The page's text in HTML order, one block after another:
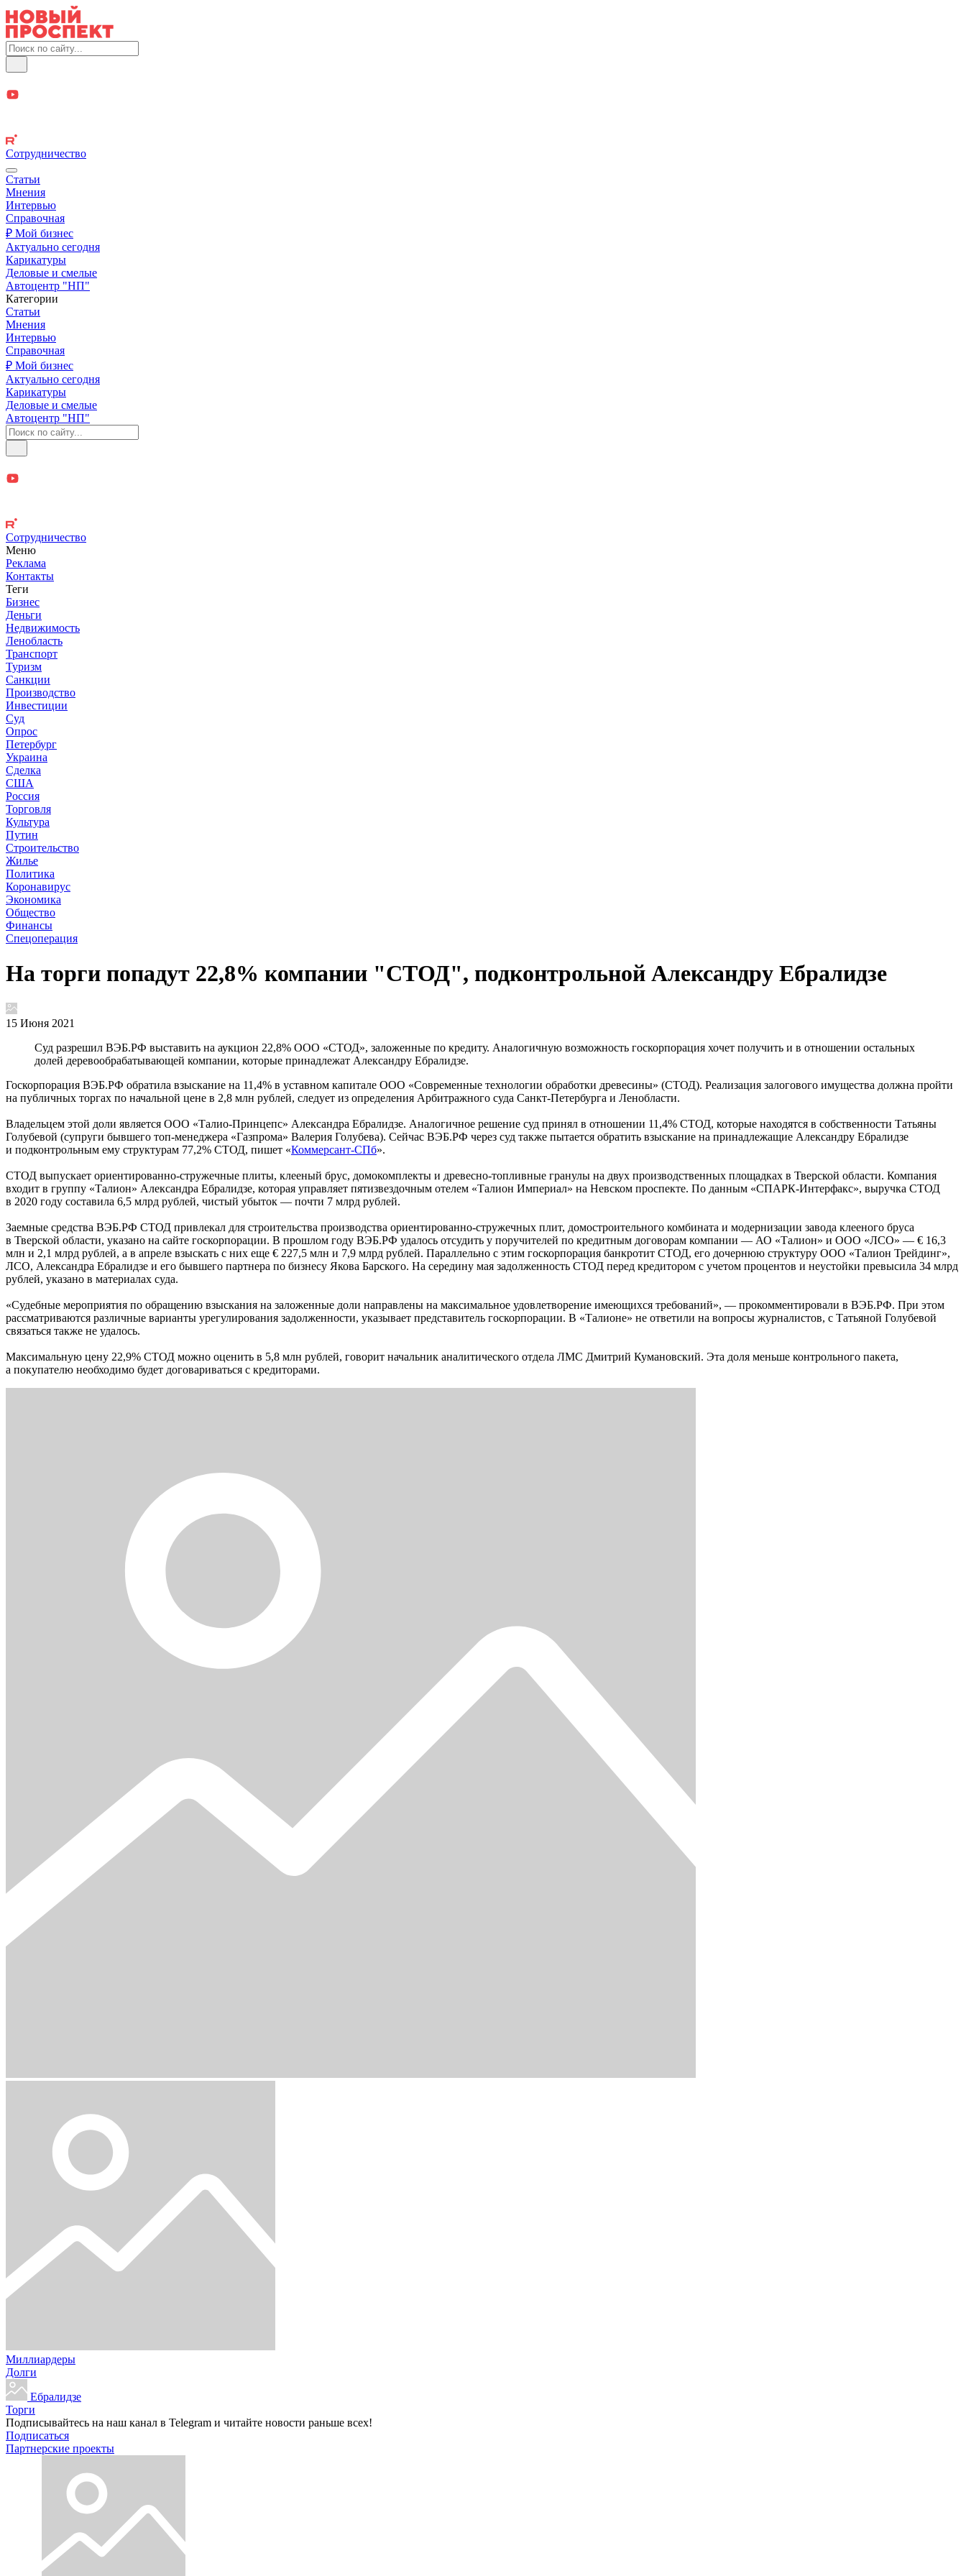
Сотрудничество
Статьи
Мнения
Интервью
Справочная
₽ Мой бизнес
Актуально сегодня
Карикатуры
Деловые и смелые
Автоцентр "НП"
Категории
Статьи
Мнения
Интервью
Справочная
₽ Мой бизнес
Актуально сегодня
Карикатуры
Деловые и смелые
Автоцентр "НП"
Сотрудничество
Меню
Реклама
Контакты
Теги
Бизнес
Деньги
Недвижимость
Ленобласть
Транспорт
Туризм
Санкции
Производство
Инвестиции
Суд
Опрос
Петербург
Украина
Сделка
США
Россия
Торговля
Культура
Путин
Строительство
Жилье
Политика
Коронавирус
Экономика
Общество
Финансы
Спецоперация
На торги попадут 22,8% компании "СТОД", подконтрольной Александру Ебралидзе
15 Июня 2021
Суд разрешил ВЭБ.РФ выставить на аукцион 22,8% ООО «СТОД», заложенные по кредиту. Аналогичную возможность госкорпорация хочет получить и в отношении остальных
долей деревообрабатывающей компании, которые принадлежат Александру Ебралидзе.
Госкорпорация ВЭБ.РФ обратила взыскание на 11,4% в уставном капитале ООО «Современные технологии обработки древесины» (СТОД). Реализация залогового имущества должна пройти
на публичных торгах по начальной цене в 2,8 млн рублей, следует из определения Арбитражного суда Санкт-Петербурга и Ленобласти.
Владельцем этой доли является ООО «Талио-Принцепс» Александра Ебралидзе. Аналогичное решение суд принял в отношении 11,4% СТОД, которые находятся в собственности Татьяны
Голубевой (супруги бывшего топ-менеджера «Газпрома» Валерия Голубева). Сейчас ВЭБ.РФ через суд также пытается обратить взыскание на принадлежащие Александру Ебралидзе
и подконтрольным ему структурам 77,2% СТОД, пишет «Коммерсант-СПб».
СТОД выпускает ориентированно-стружечные плиты, клееный брус, домокомплекты и древесно-топливные гранулы на двух производственных площадках в Тверской области. Компания
входит в группу «Талион» Александра Ебралидзе, которая управляет пятизвездочным отелем «Талион Империал» на Невском проспекте. По данным «СПАРК-Интерфакс», выручка СТОД
в 2020 году составила 6,5 млрд рублей, чистый убыток — почти 7 млрд рублей.
Заемные средства ВЭБ.РФ СТОД привлекал для строительства производства ориентированно-стружечных плит, домостроительного комбината и модернизации завода клееного бруса
в Тверской области, указано на сайте госкорпорации. В прошлом году ВЭБ.РФ удалось отсудить у поручителей по кредитным договорам компании — АО «Талион» и ООО «ЛСО» — € 16,3
млн и 2,1 млрд рублей, а в апреле взыскать с них еще € 227,5 млн и 7,9 млрд рублей. Параллельно с этим госкорпорация банкротит СТОД, его дочернюю структуру ООО «Талион Трейдинг»,
ЛСО, Александра Ебралидзе и его бывшего партнера по бизнесу Якова Барского. На середину мая задолженность СТОД перед кредитором с учетом процентов и неустойки превысила 34 млрд
рублей, указано в материалах суда.
«Судебные мероприятия по обращению взыскания на заложенные доли направлены на максимальное удовлетворение имеющихся требований», — прокомментировали в ВЭБ.РФ. При этом
рассматриваются различные варианты урегулирования задолженности, указывает представитель госкорпорации. В «Талионе» не ответили на вопросы журналистов, с Татьяной Голубевой
связаться также не удалось.
Максимальную цену 22,9% СТОД можно оценить в 5,8 млн рублей, говорит начальник аналитического отдела ЛМС Дмитрий Кумановский. Эта доля меньше контрольного пакета,
а покупателю необходимо будет договариваться с кредиторами.
Миллиардеры
Долги
Ебралидзе
Торги
Подписывайтесь на наш канал в Telegram и читайте новости раньше всех!
Подписаться
Партнерские проекты